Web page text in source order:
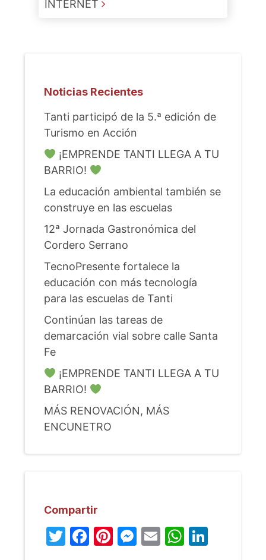
INTERNET
Noticias Recientes
Tanti participó de la 5.ª edición de
Turismo en Acción
¡EMPRENDE TANTI LLEGA A TU
BARRIO!
La educación ambiental también se
construye en las escuelas
12ª Jornada Gastronómica del
Cordero Serrano
TecnoPresente fortalece la
educación con más tecnología
para las escuelas de Tanti
Continúan las tareas de
demarcación vial sobre calle Santa
Fe
¡EMPRENDE TANTI LLEGA A TU
BARRIO!
MÁS RENOVACIÓN, MÁS
ENCUNETRO
Compartir
Twitter
Facebook
Pinterest
Messenger
Email